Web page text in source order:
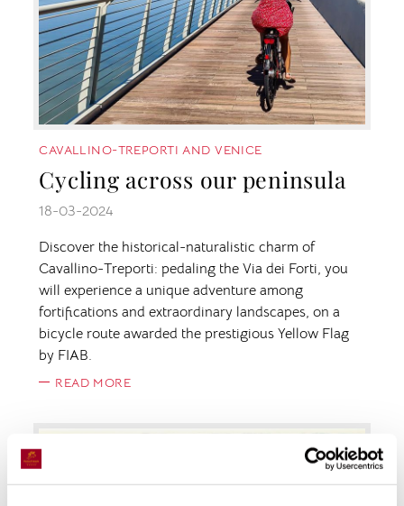
CAVALLINO-TREPORTI AND VENICE
Cycling across our peninsula
18-03-2024
Discover the historical-naturalistic charm of
Cavallino-Treporti: pedaling the Via dei Forti, you
will experience a unique adventure among
fortifications and extraordinary landscapes, on a
bicycle route awarded the prestigious Yellow Flag
by FIAB.
READ MORE